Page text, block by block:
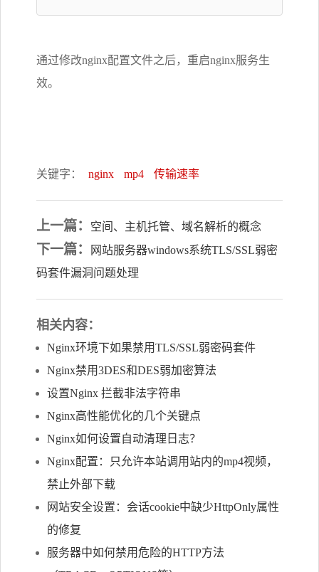
通过修改nginx配置文件之后，重启nginx服务生
效。
关键字： nginx mp4 传输速率
上一篇： 空间、主机托管、域名解析的概念
下一篇：
网站服务器windows系统TLS/SSL弱密
码套件漏洞问题处理
相关内容：
Nginx环境下如果禁用TLS/SSL弱密码套件
Nginx禁用3DES和DES弱加密算法
设置Nginx 拦截非法字符串
Nginx高性能优化的几个关键点
Nginx如何设置自动清理日志？
Nginx配置：只允许本站调用站内的mp4视频，
禁止外部下载
网站安全设置：会话cookie中缺少HttpOnly属性
的修复
服务器中如何禁用危险的HTTP方法